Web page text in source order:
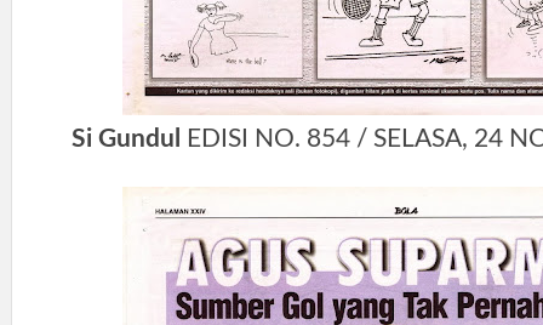
Si Gundul EDISI NO. 854 / SELASA, 24